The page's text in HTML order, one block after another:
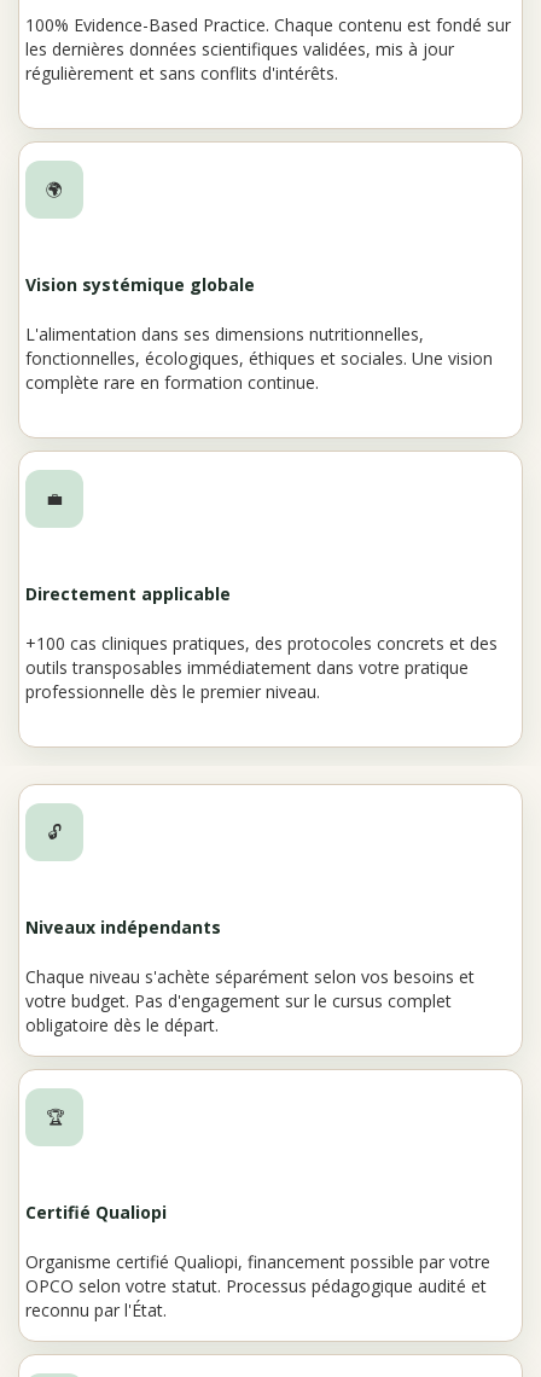
100% Evidence-Based Practice. Chaque contenu est fondé sur
les dernières données scientifiques validées, mis à jour
régulièrement et sans conflits d'intérêts.
🌍
Vision systémique globale
L'alimentation dans ses dimensions nutritionnelles,
fonctionnelles, écologiques, éthiques et sociales. Une vision
complète rare en formation continue.
💼
Directement applicable
+100 cas cliniques pratiques, des protocoles concrets et des
outils transposables immédiatement dans votre pratique
professionnelle dès le premier niveau.
🔓
Niveaux indépendants
Chaque niveau s'achète séparément selon vos besoins et
votre budget. Pas d'engagement sur le cursus complet
obligatoire dès le départ.
🏆
Certifié Qualiopi
Organisme certifié Qualiopi, financement possible par votre
OPCO selon votre statut. Processus pédagogique audité et
reconnu par l'État.